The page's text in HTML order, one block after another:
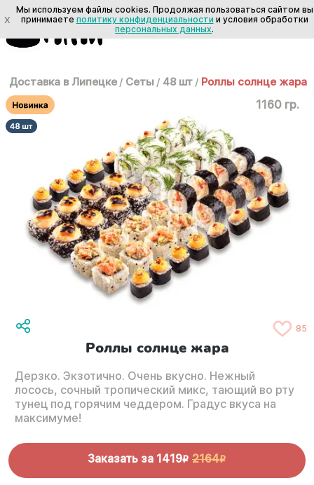
Доставка в Липецке / Сеты / 48 шт / Роллы солнце жара
1160 гр.
85
Роллы солнце жара
Дерзко. Экзотично. Очень вкусно. Нежный
лосось, сочный тропический микс, тающий во рту
тунец под горячим чеддером. Градус вкуса на
максимуме!
Заказать за 1419R 2164R
X
Мы используем файлы cookies. Продолжая пользоваться сайтом вы
принимаете политику конфиденциальности и условия обработки
персональных данных.